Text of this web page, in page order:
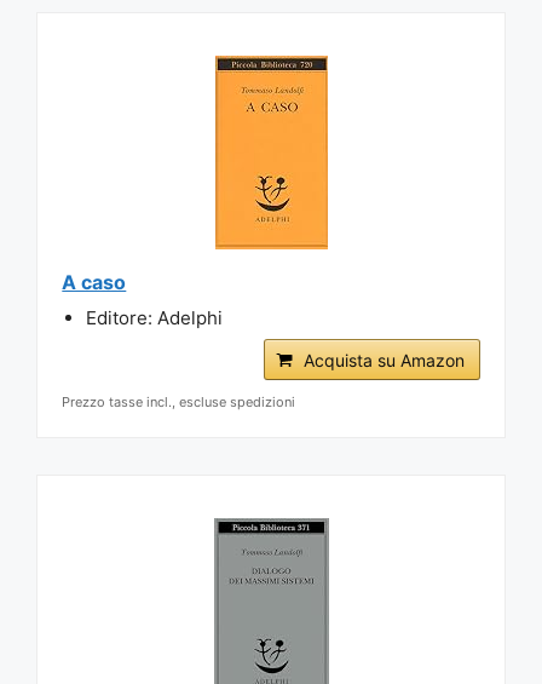
A caso
Editore: Adelphi
Acquista su Amazon
Prezzo tasse incl., escluse spedizioni